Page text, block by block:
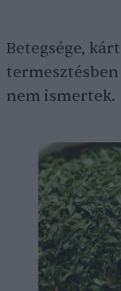
Betegsége,
nem ismertek.